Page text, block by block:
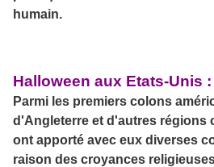
humain.
Halloween aux Etats-Unis :
Parmi les premiers colons
d'Angleterre et d'autres régions
ont apporté avec eux diverses
raison des croyances